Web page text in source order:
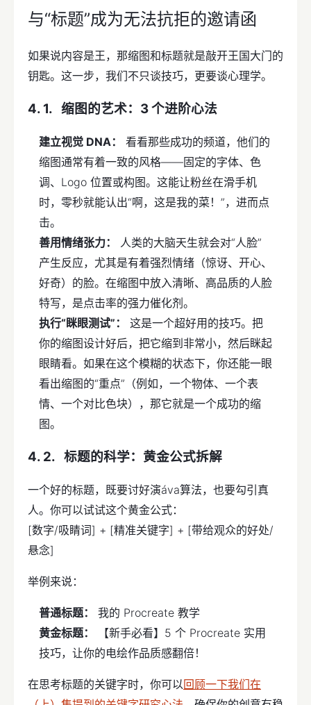
与“标题”成为无法抗拒的邀请函
如果说内容是王，那缩图和标题就是敲开王国大门的
钥匙。这一步，我们不只谈技巧，更要谈心理学。
缩图的艺术：3 个进阶心法
建立视觉 DNA：
看看那些成功的频道，他们的
缩图通常有着一致的风格——固定的字体、色
调、Logo 位置或构图。这能让粉丝在滑手机
时，零秒就能认出“啊，这是我的菜！”，进而点
击。
善用情绪张力：
人类的大脑天生就会对“人脸”
产生反应，尤其是有着强烈情绪（惊讶、开心、
好奇）的脸。在缩图中放入清晰、高品质的人脸
特写，是点击率的强力催化剂。
执行“眯眼测试”：
这是一个超好用的技巧。把
你的缩图设计好后，把它缩到非常小，然后眯起
眼睛看。如果在这个模糊的状态下，你还能一眼
看出缩图的“重点”（例如，一个物体、一个表
情、一个对比色块），那它就是一个成功的缩
图。
标题的科学：黄金公式拆解
一个好的标题，既要讨好演áva算法，也要勾引真
人。你可以试试这个黄金公式：
[数字/吸睛词] + [精准关键字] + [带给观众的好处/
悬念]
举例来说：
普通标题：
我的 Procreate 教学
黄金标题：
【新手必看】5 个 Procreate 实用
技巧，让你的电绘作品质感翻倍！
在思考标题的关键字时，你可以回顾一下我们在